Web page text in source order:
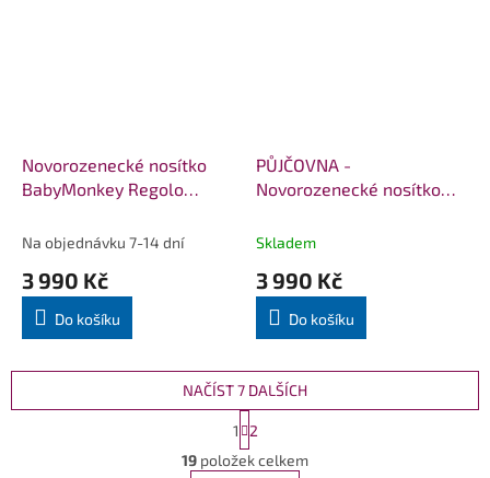
Novorozenecké nosítko
BabyMonkey Regolo
Na objednávku 7-14 dní
3 990 Kč
Do košíku
PŮJČOVNA -
Novorozenecké nosítko
Rainbow
Skladem
3 990 Kč
Do košíku
O
v
NAČÍST 7 DALŠÍCH
S
t
r
1
2
19 položek celkem